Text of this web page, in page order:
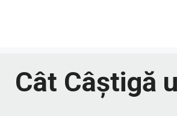
Cât Câștigă